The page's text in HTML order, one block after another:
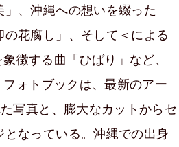
、沖縄への想いを綴った
花腐し」、そして＜による
徴する曲「ひばり」など、
ォトブックは、最新のアー
写真と、膨大なカットからセ
なっている。沖縄での出身